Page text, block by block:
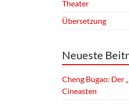
Theater
Übersetzung
Neueste
Cheng Bugao: Der
Cineasten